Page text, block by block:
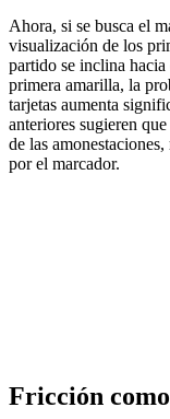
Ahora, si se busca el
visualización de los
partido se inclina
primera amarilla, la
tarjetas aumenta
anteriores sugieren
de las
por el marcador.
Fricción